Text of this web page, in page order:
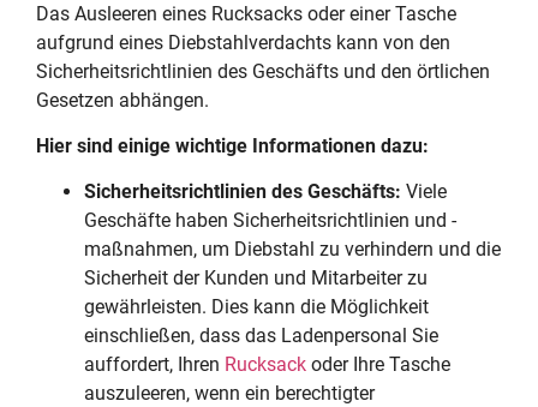
Das Ausleeren eines Rucksacks oder einer Tasche
aufgrund eines Diebstahlverdachts kann von den
Sicherheitsrichtlinien des Geschäfts und den örtlichen
Gesetzen abhängen.
Hier sind einige wichtige Informationen dazu:
Sicherheitsrichtlinien des Geschäfts: Viele
Geschäfte haben Sicherheitsrichtlinien und -
maßnahmen, um Diebstahl zu verhindern und die
Sicherheit der Kunden und Mitarbeiter zu
gewährleisten. Dies kann die Möglichkeit
einschließen, dass das Ladenpersonal Sie
auffordert, Ihren Rucksack oder Ihre Tasche
auszuleeren, wenn ein berechtigter